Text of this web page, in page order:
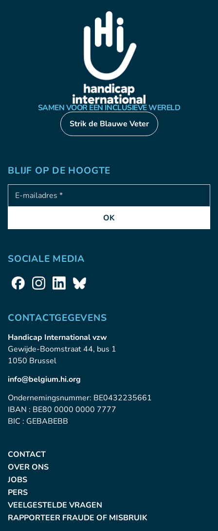
SAMEN VOOR EEN INCLUSIEVE WERELD
Strik de Blauwe Veter
BLIJF OP DE HOOGTE
Adresse e-mail
OK
SOCIALE MEDIA
CONTACTGEGEVENS
Handicap International vzw
Gewijde-Boomstraat 44, bus 1
1050 Brussel
info@belgium.hi.org
Ondernemingsnummer: BE0432235661
IBAN : BE80 0000 0000 7777
BIC : GEBABEBB
CONTACT
OVER ONS
JOBS
PERS
VEELGESTELDE VRAGEN
RAPPORTEER FRAUDE OF MISBRUIK